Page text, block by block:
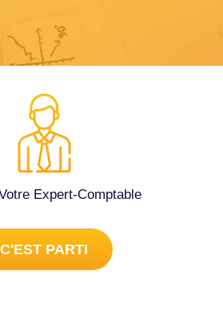
Expert-Comptable
C'EST PARTI